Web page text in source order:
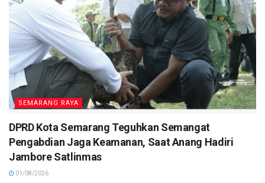
SEMARANG RAYA
DPRD Kota Semarang Teguhkan Semangat
Pengabdian Jaga Keamanan, Saat Anang Hadiri
Jambore Satlinmas
01/08/2026